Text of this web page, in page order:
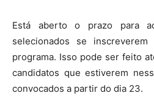
Está aberto o prazo para
selecionados se
programa. Isso pode ser feito
candidatos que estiverem
convocados a partir do dia 23.